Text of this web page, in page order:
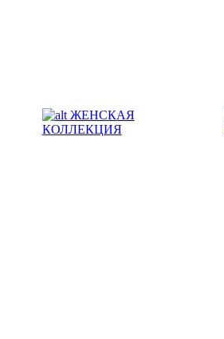
ЖЕНСКАЯ
КОЛЛЕКЦИЯ